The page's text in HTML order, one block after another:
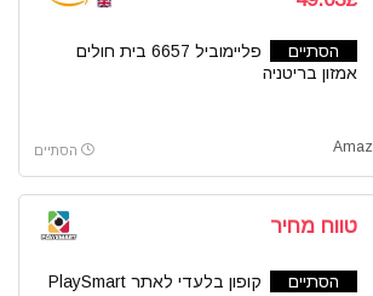
הסתיים
פליימוביל 6657 בית חולים
אמזון בריטניה
הסתיים
טווח מחיר
הסתיים קופון בלעדי לאתר PlaySmart